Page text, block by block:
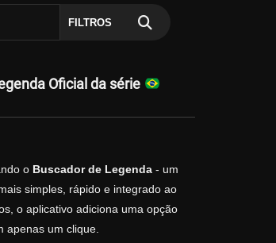
FILTROS
Oficial da série
o Buscador de Legenda - um
simples, rápido e integrado ao
o aplicativo adiciona uma opção
apenas um clique.